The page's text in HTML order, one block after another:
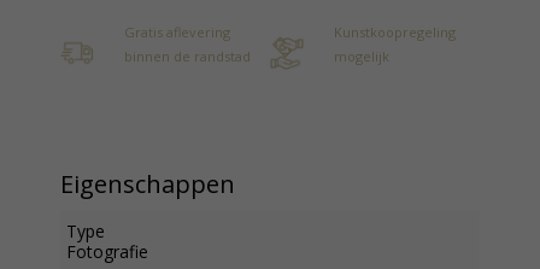
Gratis aflevering
binnen de randstad
Kunstkoopregeling
mogelijk
Eigenschappen
Type
Fotografie